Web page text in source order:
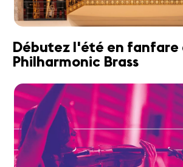
Débutez l'été en fanfare
Philharmonic Brass